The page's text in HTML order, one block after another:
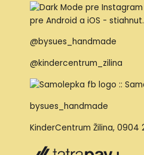
@bysues_handmade
@kindercentrum_zilina
bysues_handmade
KinderCentrum Žilina, 0904